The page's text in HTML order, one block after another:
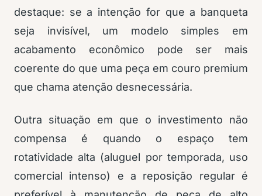
destaque: se a intenção for que a banqueta
seja invisível, um modelo simples em
acabamento econômico pode ser mais
coerente do que uma peça em couro premium
que chama atenção desnecessária.
Outra situação em que o investimento não
compensa é quando o espaço tem
rotatividade alta (aluguel por temporada, uso
comercial intenso) e a reposição regular é